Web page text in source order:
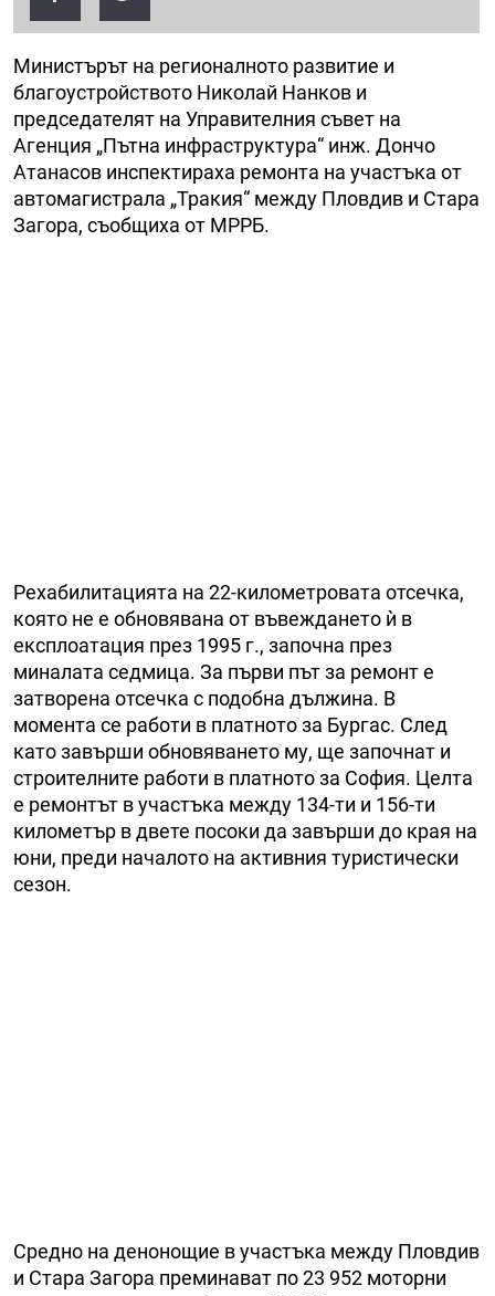
Министърът на регионалното развитие и
благоустройството Николай Нанков и
председателят на Управителния съвет на
Агенция „Пътна инфраструктура“ инж. Дончо
Атанасов инспектираха ремонта на участъка от
автомагистрала „Тракия“ между Пловдив и Стара
Загора, съобщиха от МРРБ.
Рехабилитацията на 22-километровата отсечка,
която не е обновявана от въвеждането ѝ в
експлоатация през 1995 г., започна през
миналата седмица. За първи път за ремонт е
затворена отсечка с подобна дължина. В
момента се работи в платното за Бургас. След
като завърши обновяването му, ще започнат и
строителните работи в платното за София. Целта
е ремонтът в участъка между 134-ти и 156-ти
километър в двете посоки да завърши до края на
юни, преди началото на активния туристически
сезон.
Средно на денонощие в участъка между Пловдив
и Стара Загора преминават по 23 952 моторни